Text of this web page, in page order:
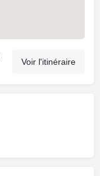
Voir l'itinéraire